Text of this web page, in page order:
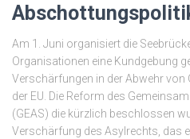
Am 1. Juni organisiert die
Organisationen eine Kundgebung
Verschärfungen in der Abwehr
der EU. Die Reform des
(GEAS) die kürzlich beschlossen
Verschärfung des Asylrechts, das